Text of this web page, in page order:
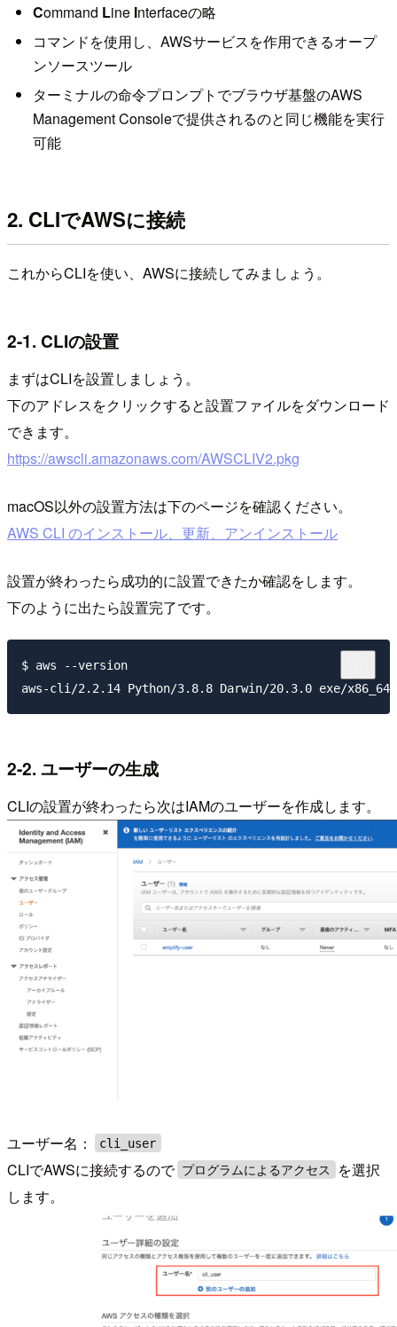
Command Line Interfaceの略
コマンドを使用し、AWSサービスを作用できるオープ
ンソースツール
ターミナルの命令プロンプトでブラウザ基盤のAWS
Management Consoleで提供されるのと同じ機能を実行
可能
2. CLIでAWSに接続
これからCLIを使い、AWSに接続してみましょう。
2-1. CLIの設置
まずはCLIを設置しましょう。
下のアドレスをクリックすると設置ファイルをダウンロード
できます。
https://awscli.amazonaws.com/AWSCLIV2.pkg
macOS以外の設置方法は下のページを確認ください。
AWS CLI のインストール、更新、アンインストール
設置が終わったら成功的に設置できたか確認をします。
下のように出たら設置完了です。
$ aws --version
2-2. ユーザーの生成
CLIの設置が終わったら次はIAMのユーザーを作成します。
ユーザー名： cli_user
CLIでAWSに接続するので プログラムによるアクセス
を選択
します。